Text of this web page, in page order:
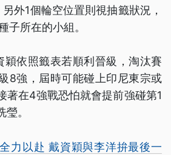
外1個輪空位置則視抽籤狀況，
子所在的小組。
穎依照籤表若順利晉級，淘汰賽
8強，屆時可能碰上印尼東宗或
著在4強戰恐怕就會提前強碰第1
。
力以赴 戴資穎與李洋拚最後一